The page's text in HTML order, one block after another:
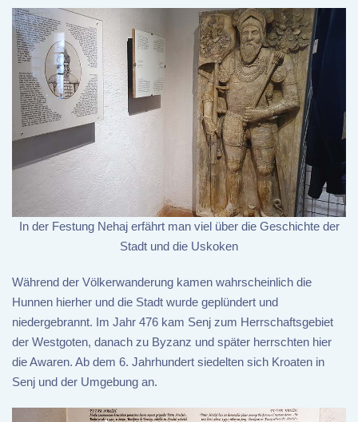
In der Festung Nehaj erfährt man viel über die Geschichte der
Stadt und die Uskoken
Während der Völkerwanderung kamen wahrscheinlich die
Hunnen hierher und die Stadt wurde geplündert und
niedergebrannt. Im Jahr 476 kam Senj zum Herrschaftsgebiet
der Westgoten, danach zu Byzanz und später herrschten hier
die Awaren. Ab dem 6. Jahrhundert siedelten sich Kroaten in
Senj und der Umgebung an.